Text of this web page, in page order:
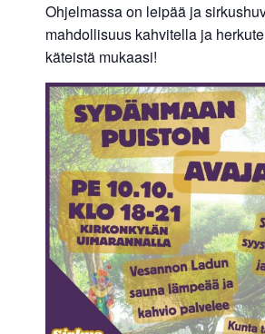
Ohjelmassa on leipää ja
mahdollisuus kahvitella ja
käteistä mukaasi!